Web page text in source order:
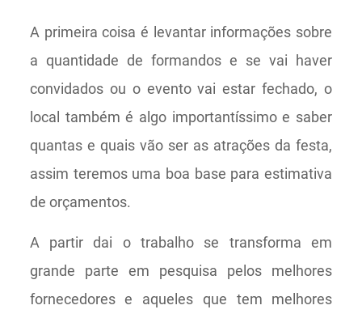
A primeira coisa é levantar informações sobre
a quantidade de formandos e se vai haver
convidados ou o evento vai estar fechado, o
local também é algo importantíssimo e saber
quantas e quais vão ser as atrações da festa,
assim teremos uma boa base para estimativa
de orçamentos.
A partir dai o trabalho se transforma em
grande parte em pesquisa pelos melhores
fornecedores e aqueles que tem melhores